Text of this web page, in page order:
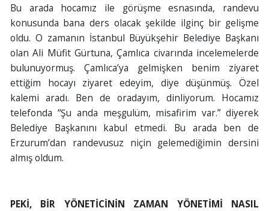
Bu arada hocamız ile görüşme esnasında, randevu
konusunda bana ders olacak şekilde ilginç bir gelişme
oldu. O zamanın İstanbul Büyükşehir Belediye Başkanı
olan Ali Müfit Gürtuna, Çamlıca civarında incelemelerde
bulunuyormuş. Çamlıca’ya gelmişken benim ziyaret
ettiğim hocayı ziyaret edeyim, diye düşünmüş. Özel
kalemi aradı. Ben de oradayım, dinliyorum. Hocamız
telefonda “Şu anda meşgulüm, misafirim var.” diyerek
Belediye Başkanını kabul etmedi. Bu arada ben de
Erzurum’dan randevusuz niçin gelemediğimin dersini
almış oldum.
PEKİ, BİR YÖNETİCİNİN ZAMAN YÖNETİMİ NASIL